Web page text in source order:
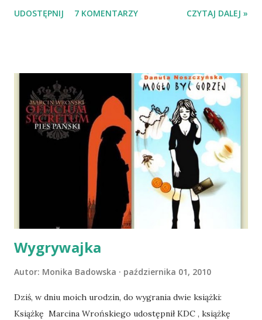
Mazowieckim, pojechaliśmy na wizytę zapoznawczą, a kilka
wspólnego życia przeczytacie TUTAJ i TUTAJ . Gdy już
nieco okrzepliśmy w codzienności z psem, a Amber - z
ludźmi i kotami, pojawił się pomysł na wspólny jesienny
wyjazd w Beskid Niski. Zanim to jednak się stało psica miała
atak padaczki, co spowodowało, że wyjazd odwołaliśmy,
wdrożyliśmy leczenie i od nowa zaczęliśmy oswajać z nami i
wspólnym życiem zdezorientowanego chorobą psa. Udało
się ustabilizować zawirowania zdrowotne i wówczas
zaczęliśmy się cieszyć sobą wzajemnie już na 100%.
Dopier...
UDOSTĘPNIJ 7 KOMENTARZY CZYTAJ DALEJ »
Wygrywajka
Autor: Monika Badowska października 01, 2010
Dziś, w dniu moich urodzin, do wygrania dwie książki:
Książkę Marcina Wrońskiego udostępnił KDC , książkę